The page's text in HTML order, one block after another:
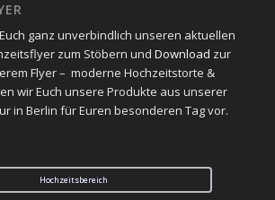
ganz unverbindlich unseren aktuellen
zum Stöbern und Download zur
Flyer – moderne Hochzeitstorte &
wir Euch unsere Produkte aus unserer
in Berlin für Euren besonderen Tag vor.
Hochzeitsbereich